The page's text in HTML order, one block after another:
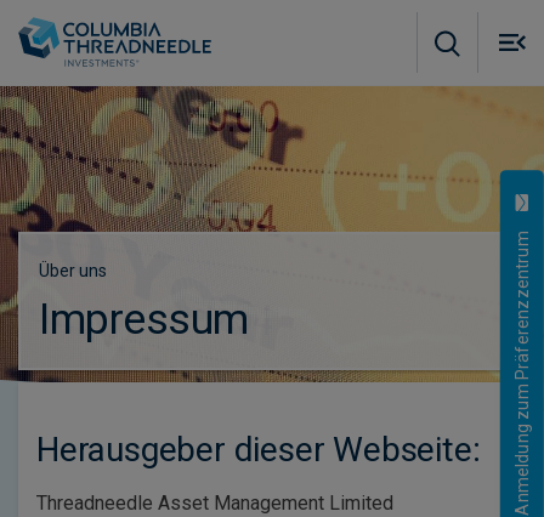
Über uns
Impressum
Herausgeber dieser Webseite:
Threadneedle Asset Management Limited
Anmeldung zum Präferenzzentrum